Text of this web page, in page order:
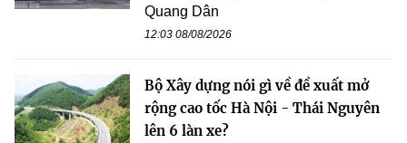
Quang Dân
12:03 08/08/2026
Bộ Xây dựng nói gì về đề xuất mở
rộng cao tốc Hà Nội - Thái Nguyên
lên 6 làn xe?